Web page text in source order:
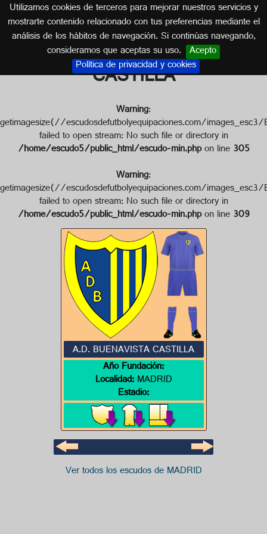
Utilizamos cookies de terceros para mejorar nuestros servicios y
mostrarte contenido relacionado con tus preferencias mediante el
análisis de los hábitos de navegación. Si continúas navegando,
consideramos que aceptas su uso. Acepto
Política de privacidad y cookies
Escudo de A.D. BUENAVISTA
CASTILLA
MADRID
Warning:
getimagesize(//escudosdefutbolyequipaciones.com/
failed to open stream: No such file or directory in
/home/escudo5/public_html/escudo-min.phpon line305
Warning:
getimagesize(//escudosdefutbolyequipaciones.com/
failed to open stream: No such file or directory in
/home/escudo5/public_html/escudo-min.phpon line309
A.D. BUENAVISTA CASTILLA
Año Fundación:
Localidad:MADRID
Estadio:
Ver todos los escudos de MADRID